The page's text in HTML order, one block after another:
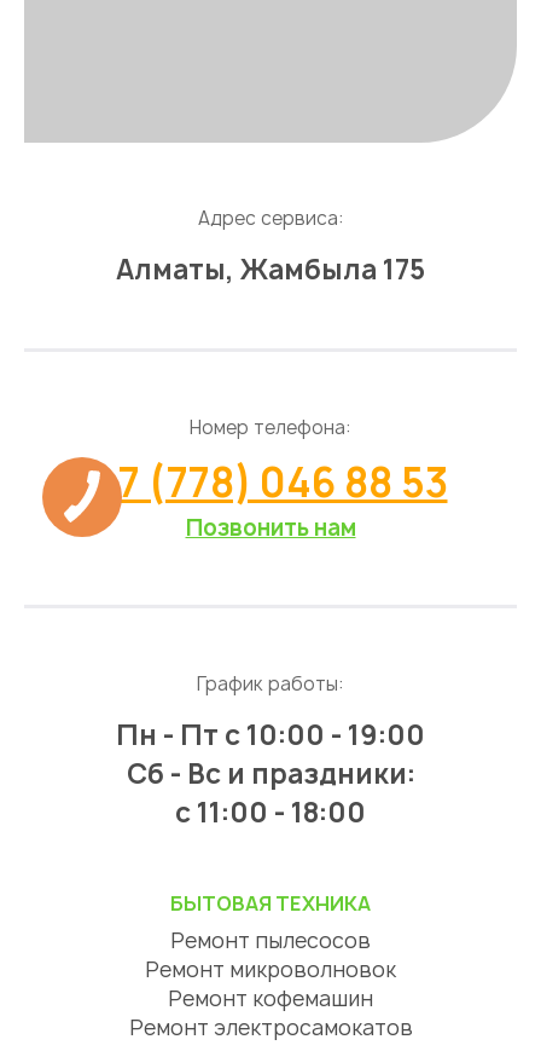
Адрес сервиса:
Алматы, Жамбыла 175
Номер телефона:
+7 (778) 046 88 53
Позвонить нам
График работы:
Пн - Пт с 10:00 - 19:00
Сб - Вс и праздники:
c 11:00 - 18:00
БЫТОВАЯ ТЕХНИКА
Ремонт пылесосов
Ремонт микроволновок
Ремонт кофемашин
Ремонт электросамокатов